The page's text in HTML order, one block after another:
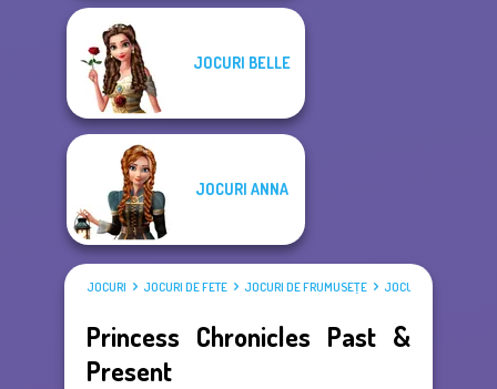
JOCURI BELLE
JOCURI ANNA
JOCURI JOCURI DE FETE JOCURI DE FRUMUSEŢE JOCURI DE ÎMBRĂCAT
Princess Chronicles Past &
Present